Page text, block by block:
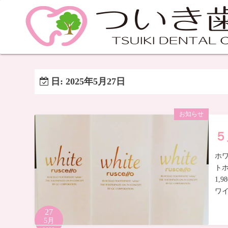
日: 2025年5月27日
お知らせ
27
5月
ホ
ト
ワ